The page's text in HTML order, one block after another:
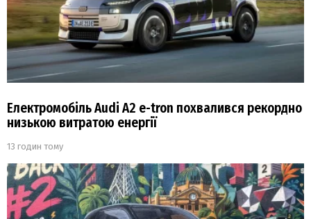
Електромобіль Audi A2 e-tron похвалився рекордно
низькою витратою енергії
13 годин тому